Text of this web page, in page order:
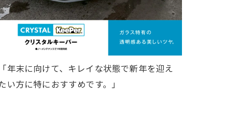
「年末に向けて、キレイな状態で新年を迎え
い方に特におすすめです。」